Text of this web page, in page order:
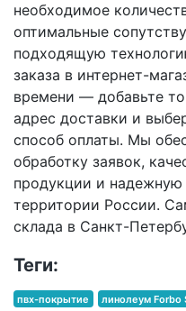
необходимое
оптимальные
подходящую
заказа в интернет-
времени — добавьте
адрес доставки и
способ оплаты. Мы
обработку заявок,
продукции и надежную
территории России.
склада в Санкт-
Теги:
пвх-покрытие линолеум Forbo